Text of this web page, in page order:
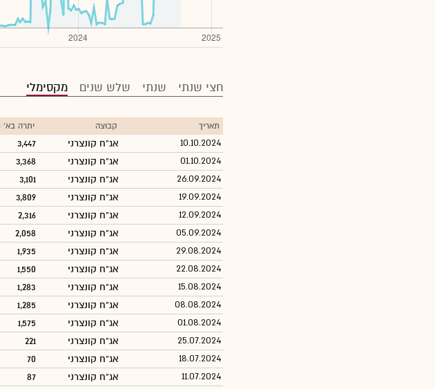
חצי שנתי שנתי שלש שנים מקסימלי
תאריך קבוצה יתרה בא'
10.10.2024 אג"ח קונצרני 3,447
01.10.2024 אג"ח קונצרני 3,368
26.09.2024 אג"ח קונצרני 3,101
19.09.2024 אג"ח קונצרני 3,809
12.09.2024 אג"ח קונצרני 2,316
05.09.2024 אג"ח קונצרני 2,058
29.08.2024 אג"ח קונצרני 1,935
22.08.2024 אג"ח קונצרני 1,550
15.08.2024 אג"ח קונצרני 1,283
08.08.2024 אג"ח קונצרני 1,285
01.08.2024 אג"ח קונצרני 1,575
25.07.2024 אג"ח קונצרני 221
18.07.2024 אג"ח קונצרני 70
11.07.2024 אג"ח קונצרני 87